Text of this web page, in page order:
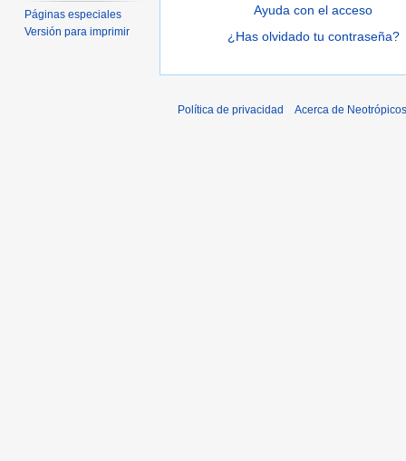
Ayuda con el acceso
¿Has olvidado tu contraseña?
Páginas especiales
Versión para imprimir
Política de privacidad Acerca de Neotrópicos